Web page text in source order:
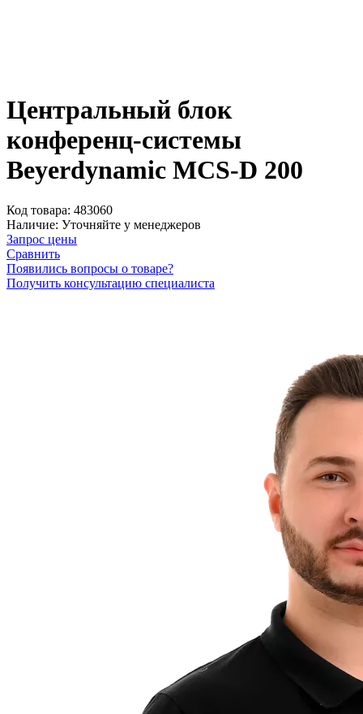
Центральный блок
конференц-системы
Beyerdynamic MCS-D 200
Код товара: 483060
Наличие: Уточняйте у менеджеров
Запрос цены
Сравнить
Появились вопросы о товаре?
Получить консультацию специалиста